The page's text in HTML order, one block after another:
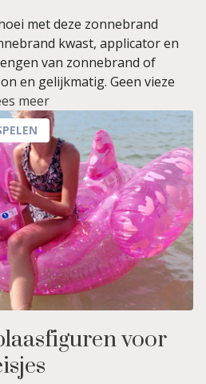
met deze zonnebrand
kwast, applicator en
van zonnebrand of
en gelijkmatig. Geen vieze
meer
voor